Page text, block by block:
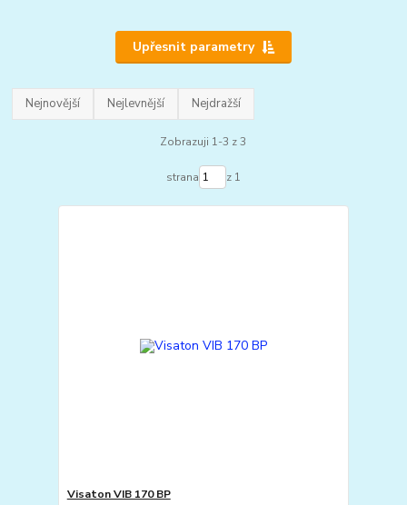
Upřesnit parametry
Nejnovější Nejlevnější Nejdražší
Zobrazuji 1-3 z 3
strana z 1
Visaton VIB 170 BP